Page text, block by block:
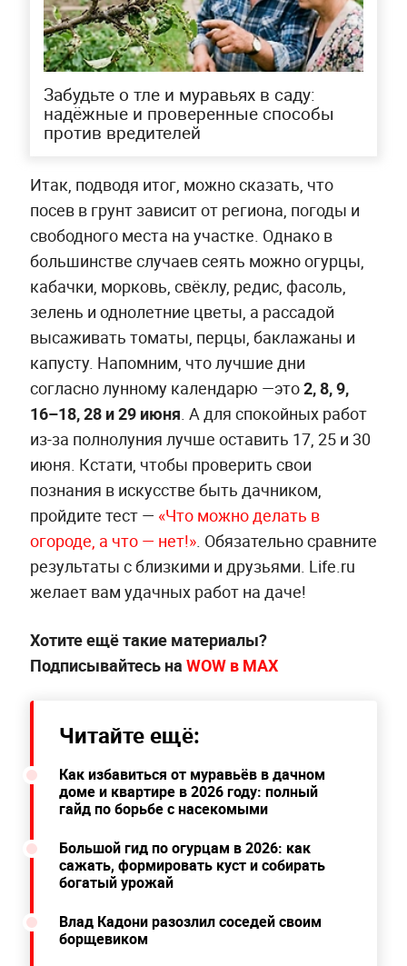
Забудьте о тле и муравьях в саду:
надёжные и проверенные способы
против вредителей
Итак, подводя итог, можно сказать, что
посев в грунт зависит от региона, погоды и
свободного места на участке. Однако в
большинстве случаев сеять можно огурцы,
кабачки, морковь, свёклу, редис, фасоль,
зелень и однолетние цветы, а рассадой
высаживать томаты, перцы, баклажаны и
капусту. Напомним, что лучшие дни
согласно лунному календарю —это2, 8, 9,
16–18, 28 и 29 июня. А для спокойных работ
из-за полнолуния лучше оставить 17, 25 и 30
июня. Кстати, чтобы проверить свои
познания в искусстве быть дачником,
пройдите тест — «Что можно делать в
огороде, а что — нет!». Обязательно сравните
результаты с близкими и друзьями. Life.ru
желает вам удачных работ на даче!
Хотите ещё такие материалы?
Подписывайтесь на WOW в МАХ
Читайте ещё:
Как избавиться от муравьёв в дачном
доме и квартире в 2026 году: полный
гайд по борьбе с насекомыми
Большой гид по огурцам в 2026: как
сажать, формировать куст и собирать
богатый урожай
Влад Кадони разозлил соседей своим
борщевиком